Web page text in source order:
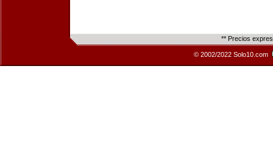
** Precios
© 2002/2022 Solo10.com